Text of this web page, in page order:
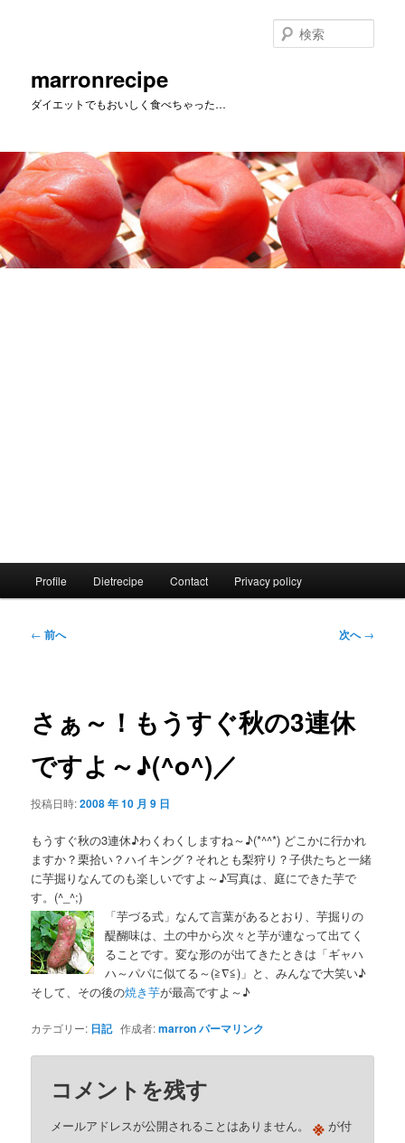
へ
移
動
marronrecipe
ダイエットでもおいしく食べちゃった…
索
Profile Dietrecipe Contact Privacy policy
投
ゲ
ー
ョ
← 前へ 次へ→
さぁ～！もうすぐ秋の3連休
ですよ～♪(^o^)／
投稿日時:2008 年 10 月 9 日
もうすぐ秋の3連休♪わくわくしますね～♪(*^^*) どこかに行かれ
ますか？栗拾い？ハイキング？それとも梨狩り？子供たちと一緒
に芋掘りなんてのも楽しいですよ～♪写真は、庭にできた芋で
す。(^_^;)
「芋づる式」なんて言葉があるとおり、芋掘りの
醍醐味は、土の中から次々と芋が連なって出てく
ることです。変な形のが出てきたときは「ギャハ
ハ～パパに似てる～(≧∇≦)」と、みんなで大笑い♪
そして、その後の焼き芋が最高ですよ～♪
カテゴリー: 日記作成者:marronパーマリンク
コメントを残す
メールアドレスが公開されることはありません。 ※ が付